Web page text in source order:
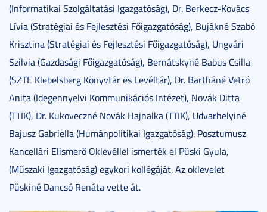
(Informatikai Szolgáltatási Igazgatóság), Dr. Berkecz-Kovács
Lívia (Stratégiai és Fejlesztési Főigazgatóság), Bujákné Szabó
Krisztina (Stratégiai és Fejlesztési Főigazgatóság), Ungvári
Szilvia (Gazdasági Főigazgatóság), Bernátskyné Babus Csilla
(SZTE Klebelsberg Könyvtár és Levéltár), Dr. Bartháné Vetró
Anita (Idegennyelvi Kommunikációs Intézet), Novák Ditta
(TTIK), Dr. Kukoveczné Novák Hajnalka (TTIK), Udvarhelyiné
Bajusz Gabriella (Humánpolitikai Igazgatóság). Posztumusz
Kancellári Elismerő Oklevéllel ismerték el Püski Gyula,
(Műszaki Igazgatóság) egykori kollégáját. Az oklevelet
Püskiné Dancsó Renáta vette át.